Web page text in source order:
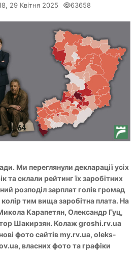
29 Квітня 2025 63658
Ми переглянули декларації усіх
та склали рейтинг їх заробітних
розподіл зарплат голів громад
тим вища заробітна плата. На
Карапетян, Олександр Гуц,
Шакирзян. Колаж groshi.rv.ua
фото сайтів my.rv.ua, oleks-
власних фото та графіки